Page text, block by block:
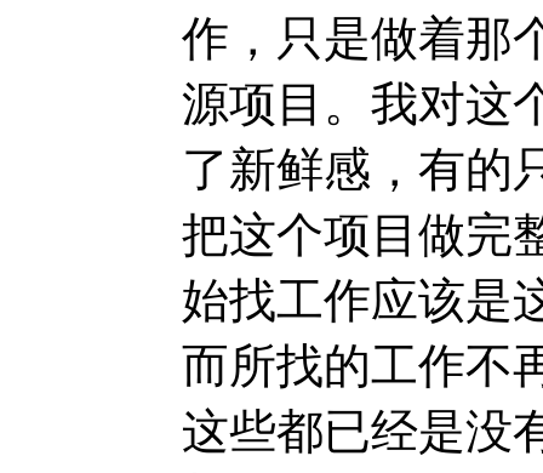
作，只是做着那
源项目。我对这
了新鲜感，有的
把这个项目做完
始找工作应该是
而所找的工作不
这些都已经是没